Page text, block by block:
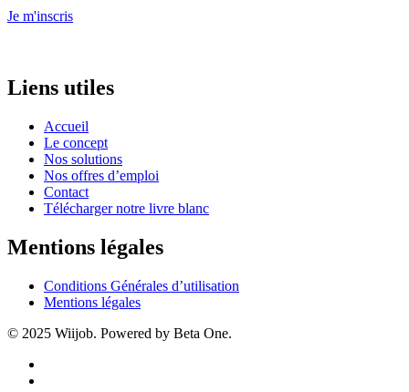
Je m'inscris
Liens utiles
Accueil
Le concept
Nos solutions
Nos offres d’emploi
Contact
Télécharger notre livre blanc
Mentions légales
Conditions Générales d’utilisation
Mentions légales
© 2025 Wiijob. Powered by Beta One.